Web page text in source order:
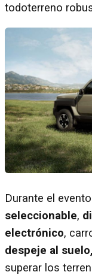
todoterreno
Durante el
seleccionable,
electrónico,
despeje al suelo,
superar los